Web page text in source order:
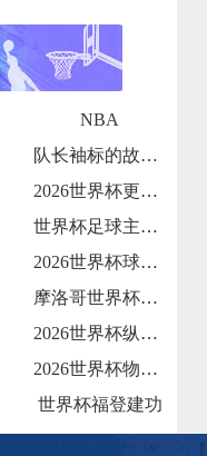
NBA
队长袖标的故事传承与责任
2026世界杯更衣室狂欢视频流出
世界杯足球主题夏令营报名火爆
2026世界杯球队内讧传闻
摩洛哥世界杯淘汰赛赛程
2026世界杯纵容天价票
2026世界杯物流中冷链餐食的三国检疫标
世界杯福登建功